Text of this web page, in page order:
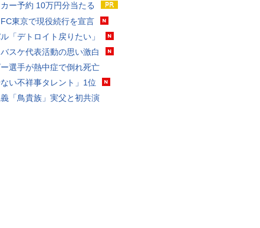
ー予約 10万円分当たる
東京で現役続行を宣言
「デトロイト戻りたい」
スケ代表活動の思い激白
選手が熱中症で倒れ死亡
ない不祥事タレント」1位
「鳥貴族」実父と初共演